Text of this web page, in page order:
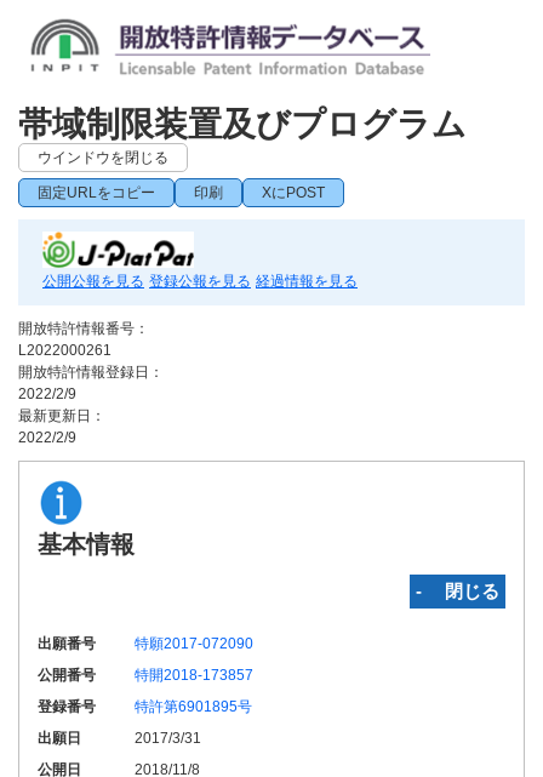
帯域制限装置及びプログラム
ウインドウを閉じる
固定URLをコピー 印刷 XにPOST
公開公報を見る 登録公報を見る 経過情報を見る
開放特許情報番号：
L2022000261
開放特許情報登録日：
2022/2/9
最新更新日：
2022/2/9
基本情報
‐ 閉じる
出願番号
特願2017-072090
公開番号
特開2018-173857
登録番号
特許第6901895号
出願日
2017/3/31
公開日
2018/11/8